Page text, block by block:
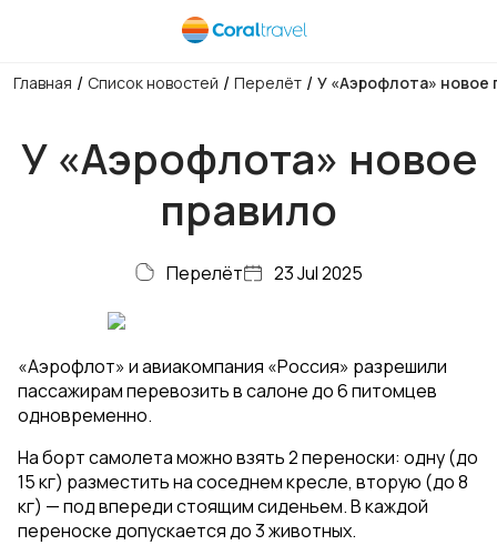
Главная / Список новостей / Перелёт / У «Аэрофлота» новое
У «Аэрофлота» новое
правило
Перелёт 23 Jul 2025
«Аэрофлот» и авиакомпания «Россия» разрешили
пассажирам перевозить в салоне до 6 питомцев
одновременно.
На борт самолета можно взять 2 переноски: одну (до
15 кг) разместить на соседнем кресле, вторую (до 8
кг) — под впереди стоящим сиденьем. В каждой
переноске допускается до 3 животных.